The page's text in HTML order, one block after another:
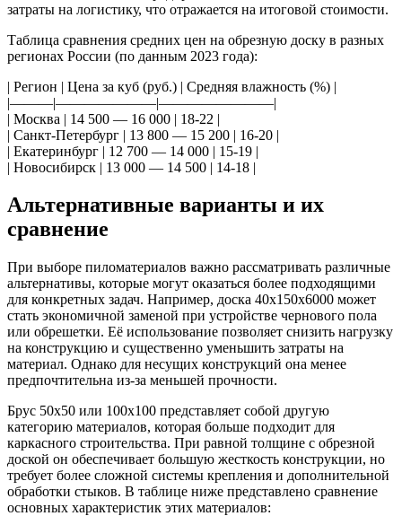
затраты на логистику, что отражается на итоговой стоимости.
Таблица сравнения средних цен на обрезную доску в разных
регионах России (по данным 2023 года):
| Регион | Цена за куб (руб.) | Средняя влажность (%) |
|———|———————|————————|
| Москва | 14 500 — 16 000 | 18-22 |
| Санкт-Петербург | 13 800 — 15 200 | 16-20 |
| Екатеринбург | 12 700 — 14 000 | 15-19 |
| Новосибирск | 13 000 — 14 500 | 14-18 |
Альтернативные варианты и их
сравнение
При выборе пиломатериалов важно рассматривать различные
альтернативы, которые могут оказаться более подходящими
для конкретных задач. Например, доска 40х150х6000 может
стать экономичной заменой при устройстве чернового пола
или обрешетки. Её использование позволяет снизить нагрузку
на конструкцию и существенно уменьшить затраты на
материал. Однако для несущих конструкций она менее
предпочтительна из-за меньшей прочности.
Брус 50х50 или 100х100 представляет собой другую
категорию материалов, которая больше подходит для
каркасного строительства. При равной толщине с обрезной
доской он обеспечивает большую жесткость конструкции, но
требует более сложной системы крепления и дополнительной
обработки стыков. В таблице ниже представлено сравнение
основных характеристик этих материалов: